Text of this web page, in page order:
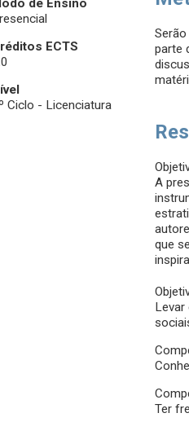
de Ensino
ECTS
Ciclo - Licenciatura
parte
A
que
Ter